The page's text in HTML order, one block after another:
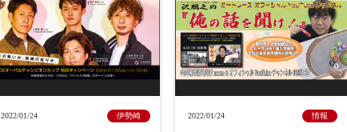
2022/01/24 伊勢崎 2022/01/24 情報